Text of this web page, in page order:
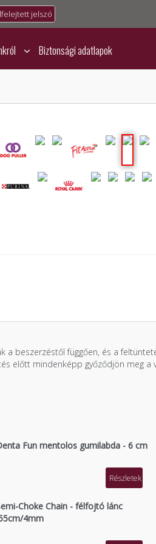
jelszó
Biztonsági adatlapok
beszerzéstől függően, és a
előtt mindenképp győződjön meg a
Fun mentolos gumilabda - 6 cm
Részletek
Choke Chain - félfojtó lánc
4mm